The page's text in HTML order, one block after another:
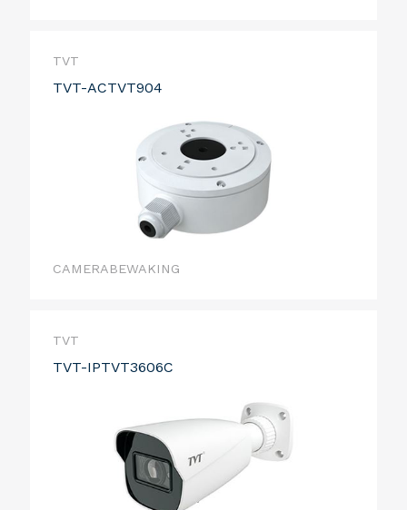
TVT
TVT-ACTVT904
CAMERABEWAKING
TVT
TVT-IPTVT3606C